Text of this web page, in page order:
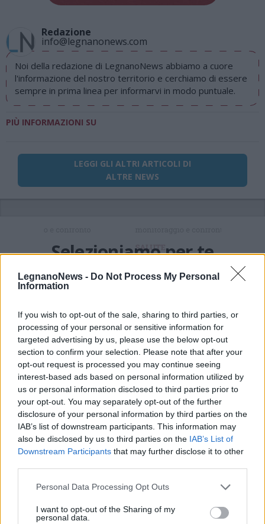
LegnanoNews - Do Not Process My Personal
Information
If you wish to opt-out of the sale, sharing to third parties, or
processing of your personal or sensitive information for
targeted advertising by us, please use the below opt-out
section to confirm your selection. Please note that after your
opt-out request is processed you may continue seeing
interest-based ads based on personal information utilized by
us or personal information disclosed to third parties prior to
your opt-out. You may separately opt-out of the further
disclosure of your personal information by third parties on the
IAB’s list of downstream participants. This information may
also be disclosed by us to third parties on the IAB’s List of
Downstream Participants that may further disclose it to other
Personal Data Processing Opt Outs
I want to opt-out of the Sharing of my
personal data.
Redazione
info@legnanonews.com
Noi della redazione di LegnanoNews abbiamo a cuore
l'informazione del nostro territorio e cerchiamo di essere
sempre in prima linea per informarvi in modo puntuale.
PIÙ INFORMAZIONI SU
LEGGI GLI ALTRI ARTICOLI DI
ALTRE NEWS
Selezioniamo per te
Il meglio di
Commenti
Accedioregistrati per commentare questo
articolo.
L'email è richiesta ma non verrà mostrata ai visitatori. Il contenuto di questo
commento esprime il pensiero dell'autore e non rappresenta la linea editoriale
di VareseNews.it, che rimane autonoma e indipendente. I messaggi inclusi nei